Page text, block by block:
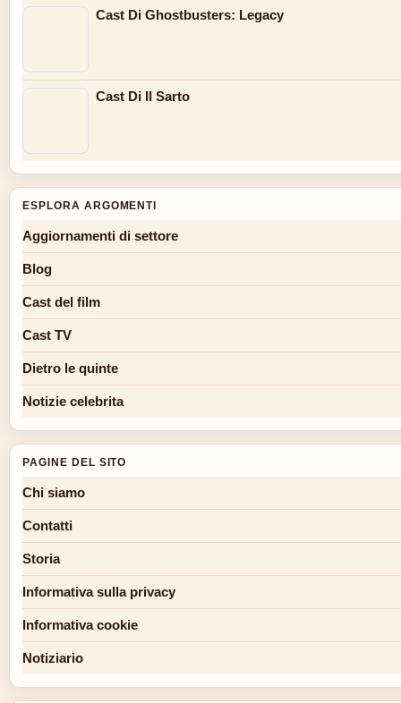
Cast Di Ghostbusters: Legacy
Cast Di Il Sarto
ESPLORA ARGOMENTI
Aggiornamenti di settore
Blog
Cast del film
Cast TV
Dietro le quinte
Notizie celebrita
PAGINE DEL SITO
Chi siamo
Contatti
Storia
Informativa sulla privacy
Informativa cookie
Notiziario